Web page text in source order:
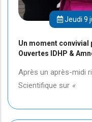
Jeudi 9
Un moment
Ouvertes IDHP &
Après un après-midi
Scientifique sur «